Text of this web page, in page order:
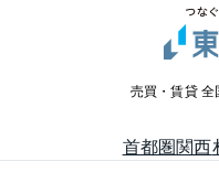
売買・賃貸
首都圏関西